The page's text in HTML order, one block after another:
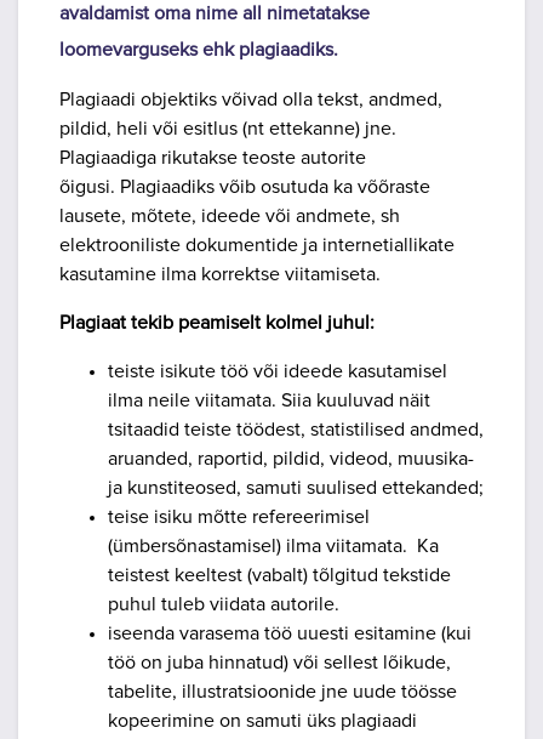
avaldamist oma nime all nimetatakse
loomevarguseks ehk plagiaadiks.
Plagiaadi objektiks võivad olla tekst, andmed,
pildid, heli või esitlus (nt ettekanne) jne.
Plagiaadiga rikutakse teoste autorite
õigusi. Plagiaadiks võib osutuda ka võõraste
lausete, mõtete, ideede või andmete, sh
elektrooniliste dokumentide ja internetiallikate
kasutamine ilma korrektse viitamiseta.
Plagiaat tekib peamiselt kolmel juhul:
teiste isikute töö või ideede kasutamisel
ilma neile viitamata. Siia kuuluvad näit
tsitaadid teiste töödest, statistilised andmed,
aruanded, raportid, pildid, videod, muusika-
ja kunstiteosed, samuti suulised ettekanded;
teise isiku mõtte refereerimisel
(ümbersõnastamisel) ilma viitamata. Ka
teistest keeltest (vabalt) tõlgitud tekstide
puhul tuleb viidata autorile.
iseenda varasema töö uuesti esitamine (kui
töö on juba hinnatud) või sellest lõikude,
tabelite, illustratsioonide jne uude töösse
kopeerimine on samuti üks plagiaadi